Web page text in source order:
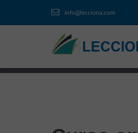
info@lecciona.com